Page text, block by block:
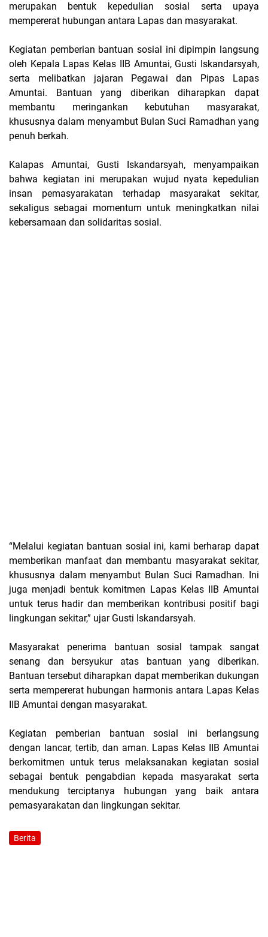
merupakan bentuk kepedulian sosial serta upaya
mempererat hubungan antara Lapas dan masyarakat.
Kegiatan pemberian bantuan sosial ini dipimpin langsung
oleh Kepala Lapas Kelas IIB Amuntai, Gusti Iskandarsyah,
serta melibatkan jajaran Pegawai dan Pipas Lapas
Amuntai. Bantuan yang diberikan diharapkan dapat
membantu meringankan kebutuhan masyarakat,
khususnya dalam menyambut Bulan Suci Ramadhan yang
penuh berkah.
Kalapas Amuntai, Gusti Iskandarsyah, menyampaikan
bahwa kegiatan ini merupakan wujud nyata kepedulian
insan pemasyarakatan terhadap masyarakat sekitar,
sekaligus sebagai momentum untuk meningkatkan nilai
kebersamaan dan solidaritas sosial.
“Melalui kegiatan bantuan sosial ini, kami berharap dapat
memberikan manfaat dan membantu masyarakat sekitar,
khususnya dalam menyambut Bulan Suci Ramadhan. Ini
juga menjadi bentuk komitmen Lapas Kelas IIB Amuntai
untuk terus hadir dan memberikan kontribusi positif bagi
lingkungan sekitar,” ujar Gusti Iskandarsyah.
Masyarakat penerima bantuan sosial tampak sangat
senang dan bersyukur atas bantuan yang diberikan.
Bantuan tersebut diharapkan dapat memberikan dukungan
serta mempererat hubungan harmonis antara Lapas Kelas
IIB Amuntai dengan masyarakat.
Kegiatan pemberian bantuan sosial ini berlangsung
dengan lancar, tertib, dan aman. Lapas Kelas IIB Amuntai
berkomitmen untuk terus melaksanakan kegiatan sosial
sebagai bentuk pengabdian kepada masyarakat serta
mendukung terciptanya hubungan yang baik antara
pemasyarakatan dan lingkungan sekitar.
Berita